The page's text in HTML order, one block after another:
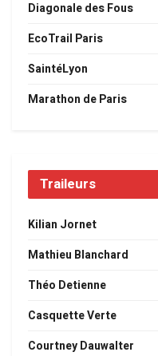
Diagonale des Fous
EcoTrail Paris
SaintéLyon
Marathon de Paris
Traileurs
Kilian Jornet
Mathieu Blanchard
Théo Detienne
Casquette Verte
Courtney Dauwalter